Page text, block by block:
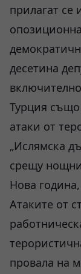
прилагат се
десетина
Турция
атаки от
„Ислямска
срещу
Нова
Атаките от
провала на